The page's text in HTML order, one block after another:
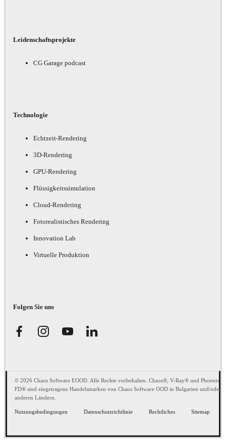
Leidenschaftsprojekte
CG Garage podcast
Technologie
Echtzeit-Rendering
3D-Rendering
GPU-Rendering
Flüssigkeitssimulation
Cloud-Rendering
Fotorealistisches Rendering
Innovation Lab
Virtuelle Produktion
Folgen Sie uns
© 2026 Chaos Software EOOD. Alle Rechte vorbehalten. Chaos®, V-Ray® und Phoenix
FD® sind eingetragene Handelsmarken von Chaos Software OOD in Bulgarien und/oder
anderen Ländern.
Nutzungsbedingungen Datenschutzrichtlinie Rechtliches Sitemap